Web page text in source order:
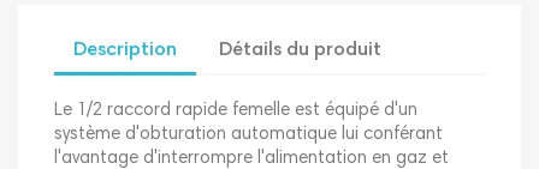
Description Détails du produit
Le 1/2 raccord rapide femelle est équipé d'un
système d'obturation automatique lui conférant
l'avantage d'interrompre l'alimentation en gaz et